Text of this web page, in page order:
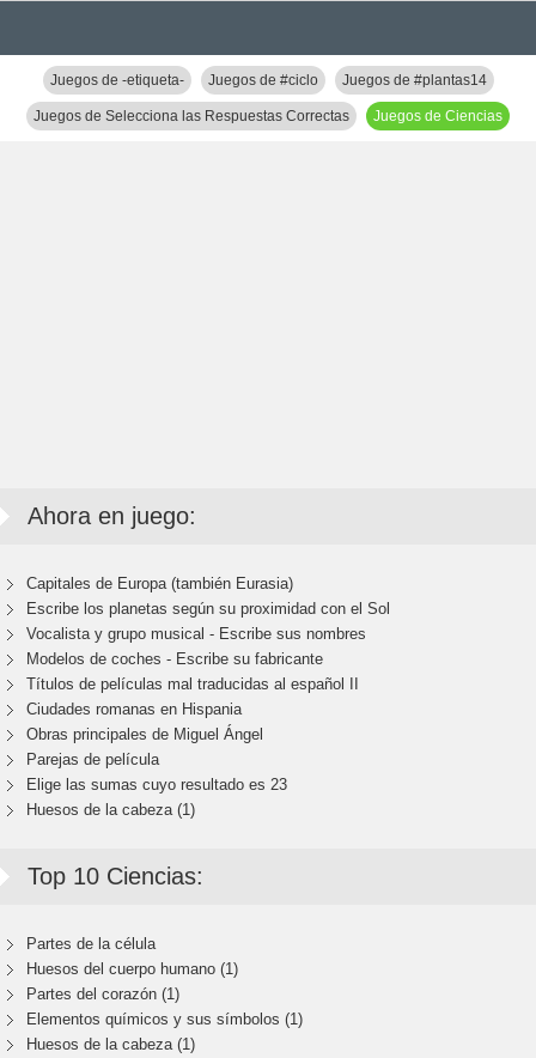
Juegos de -etiqueta- Juegos de #ciclo Juegos de #plantas14
Juegos de Selecciona las Respuestas Correctas Juegos de Ciencias
Ahora en juego:
Capitales de Europa (también Eurasia)
Escribe los planetas según su proximidad con el Sol
Vocalista y grupo musical - Escribe sus nombres
Modelos de coches - Escribe su fabricante
Títulos de películas mal traducidas al español II
Ciudades romanas en Hispania
Obras principales de Miguel Ángel
Parejas de película
Elige las sumas cuyo resultado es 23
Huesos de la cabeza (1)
Top 10 Ciencias:
Partes de la célula
Huesos del cuerpo humano (1)
Partes del corazón (1)
Elementos químicos y sus símbolos (1)
Huesos de la cabeza (1)